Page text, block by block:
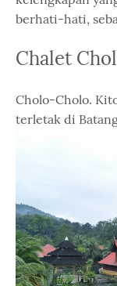
berhati-hati,
Chalet
Cholo-Cholo.
terletak di